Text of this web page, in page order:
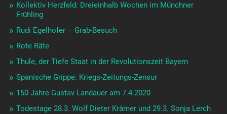
Kollektiv Herzfeld: Dreieinhalb Wochen im Münchner
Frühling
Rudi Egelhofer – Grab-Besuch
Rote Räte
Thule, der Tiefe Staat in der Revolutionszeit Bayern
Spanische Grippe: Kriegs-Zeitungs-Zensur
150 Jahre Gustav Landauer am 7.4.2020
Todestage 28.3. Wolf Dieter Krämer und 29.3. Sonja Lerch